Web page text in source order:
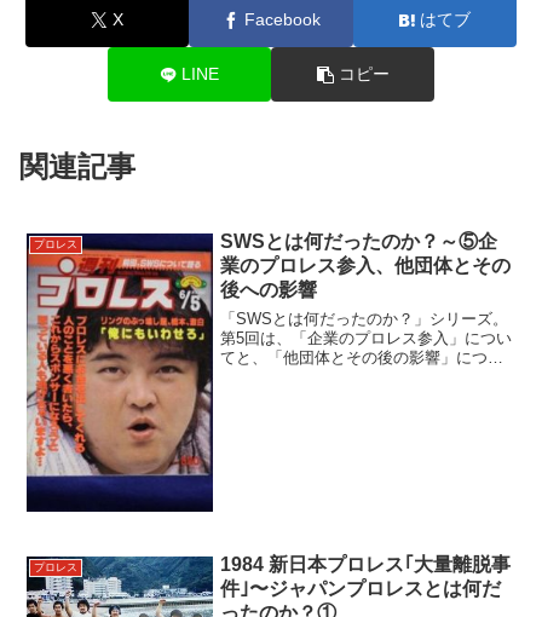
X Facebook はてブ
LINE コピー
関連記事
プロレス
SWSとは何だったのか？～⑤企
業のプロレス参入、他団体とその
後への影響
「SWSとは何だったのか？」シリーズ。
第5回は、「企業のプロレス参入」につい
てと、「他団体とその後の影響」につい
プロレス
1984 新日本プロレス｢大量離脱事
件｣〜ジャパンプロレスとは何だ
ったのか？①